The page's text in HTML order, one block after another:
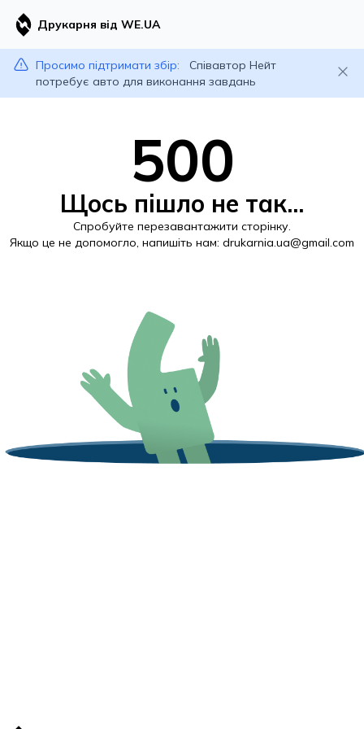
Друкарня від WE.UA
Просимо підтримати збір:
Співавтор Нейт
потребує авто для виконання завдань
500
Щось пішло не так...
Спробуйте перезавантажити сторінку.
Якщо це не допомогло, напишіть нам: drukarnia.ua@gmail.com